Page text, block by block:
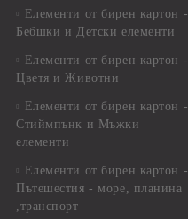
Елементи от бирен картон -
Бебшки и Детски елементи
Елементи от бирен картон -
Цветя и Животни
Елементи от бирен картон -
Стиймпънк и Мъжки
елементи
Елементи от бирен картон -
Пътешестия - море, планина
,транспорт